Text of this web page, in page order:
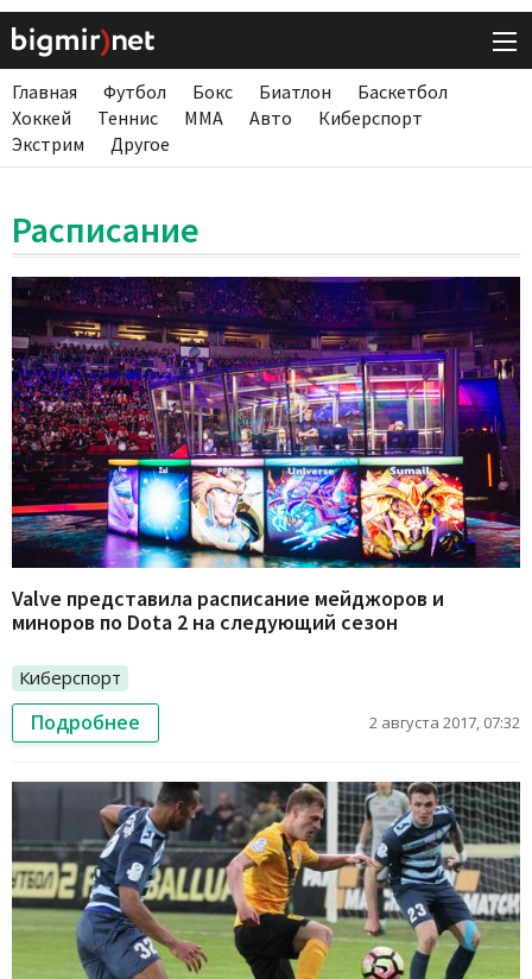
Главная Футбол Бокс Биатлон
Баскетбол
Хоккей
Теннис ММА Авто
Киберспорт
Экстрим
Другое
Расписание
Valve представила расписание мейджоров и
миноров по Dota 2 на следующий сезон
Киберспорт
Подробнее 2 августа 2017, 07:32